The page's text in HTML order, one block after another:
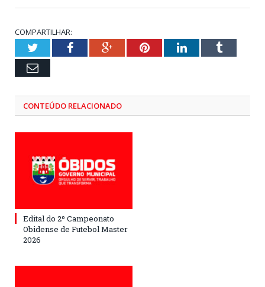
COMPARTILHAR:
TwitterFacebookGoogle+PinterestLinkedInTumblr
Email
CONTEÚDO RELACIONADO
Edital do 2º Campeonato
Obidense de Futebol Master
2026